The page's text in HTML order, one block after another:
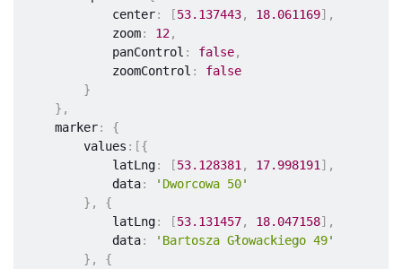
                strokeColor
: '#005BB7'
}
            center
: [53.137443, 18.061169] ,
            zoom
: 12,
            panControl
: false,
            zoomControl
:
false
}
} ,
    marker
:
{
        values
: [{
            latLng
: [53.128381 , 17.998191 ] ,
            data
:
'Dworcowa 50'
} ,
{
            latLng
: [53.131457, 18.047158] ,
            data
:
'Bartosza Głowackiego 49'
} ,
{